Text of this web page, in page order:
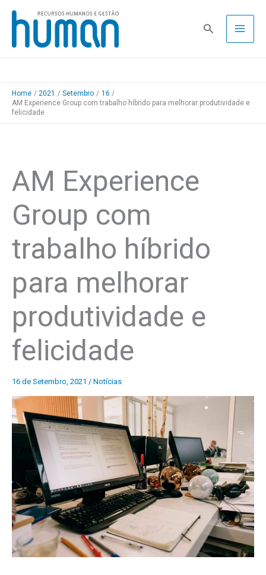
Skip
content
Pesquisa
Home 2021 Setembro
16
AM Experience Group com trabalho híbrido para melhorar produtividade e
felicidade
AM Experience
Group com
trabalho híbrido
para melhorar
produtividade e
felicidade
16 de Setembro, 2021 / Notícias